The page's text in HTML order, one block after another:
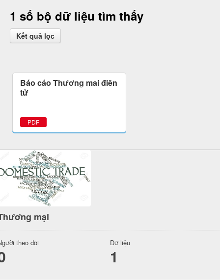
1 số bộ dữ liệu tìm thấy
Kết quả lọc
Báo cáo Thương mại điện
tử
PDF
mại
theo dõi Dữ liệu
1